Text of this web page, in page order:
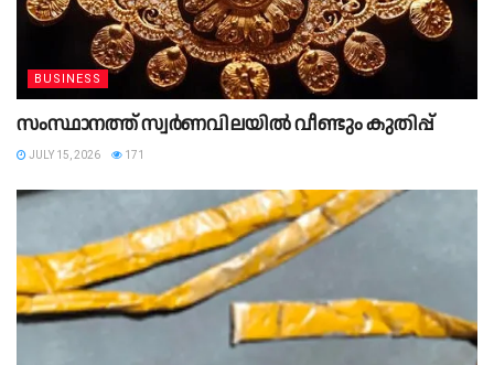
BUSINESS
സംസ്ഥാനത്ത് സ്വര്‍ണവിലയിൽ വീണ്ടും കുതിപ്പ്
JULY 15, 2026 171